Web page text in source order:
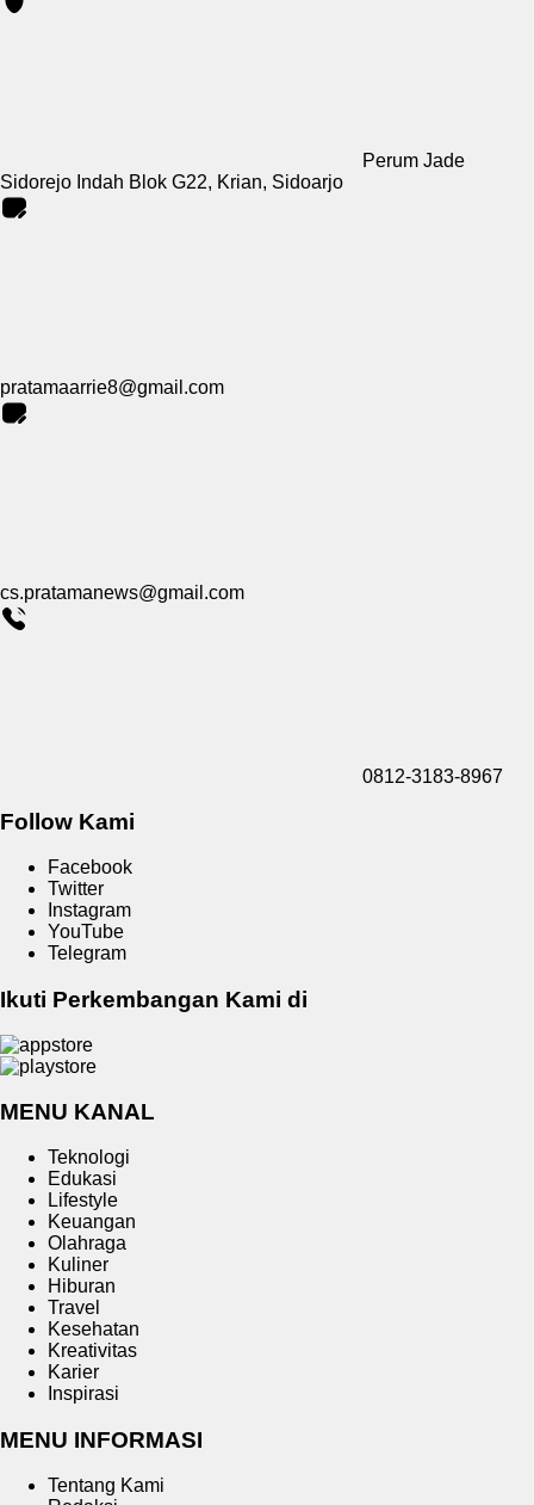
Perum Jade
Sidorejo Indah Blok G22, Krian, Sidoarjo
pratamaarrie8@gmail.com
cs.pratamanews@gmail.com
0812-3183-8967
Follow Kami
Facebook
Twitter
Instagram
YouTube
Telegram
Ikuti Perkembangan Kami di
MENU KANAL
Teknologi
Edukasi
Lifestyle
Keuangan
Olahraga
Kuliner
Hiburan
Travel
Kesehatan
Kreativitas
Karier
Inspirasi
MENU INFORMASI
Tentang Kami